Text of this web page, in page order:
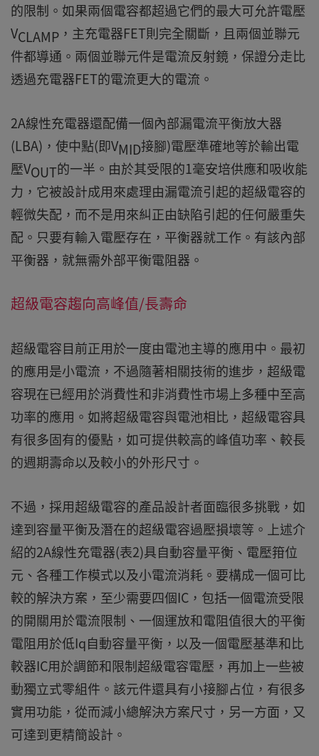
的限制。如果兩個電容都超過它們的最大可允許電壓
VCLAMP ，主充電器FET則完全關斷，且兩個並聯元
件都導通。兩個並聯元件是電流反射鏡，保證分走比
透過充電器FET的電流更大的電流。
2A線性充電器還配備一個內部漏電流平衡放大器
(LBA)，使中點(即VMID接腳)電壓準確地等於輸出電
壓VOUT的一半。由於其受限的1毫安培供應和吸收能
力，它被設計成用來處理由漏電流引起的超級電容的
輕微失配，而不是用來糾正由缺陷引起的任何嚴重失
配。只要有輸入電壓存在，平衡器就工作。有該內部
平衡器，就無需外部平衡電阻器。
超級電容趨向高峰值/長壽命
超級電容目前正用於一度由電池主導的應用中。最初
的應用是小電流，不過隨著相關技術的進步，超級電
容現在已經用於消費性和非消費性市場上多種中至高
功率的應用。如將超級電容與電池相比，超級電容具
有很多固有的優點，如可提供較高的峰值功率、較長
的週期壽命以及較小的外形尺寸。
不過，採用超級電容的產品設計者面臨很多挑戰，如
達到容量平衡及潛在的超級電容過壓損壞等。上述介
紹的2A線性充電器(表2)具自動容量平衡、電壓箝位
元、各種工作模式以及小電流消耗。要構成一個可比
較的解決方案，至少需要四個IC，包括一個電流受限
的開關用於電流限制、一個運放和電阻值很大的平衡
電阻用於低Iq自動容量平衡，以及一個電壓基準和比
較器IC用於調節和限制超級電容電壓，再加上一些被
動獨立式零組件。該元件還具有小接腳占位，有很多
實用功能，從而減小總解決方案尺寸，另一方面，又
可達到更精簡設計。